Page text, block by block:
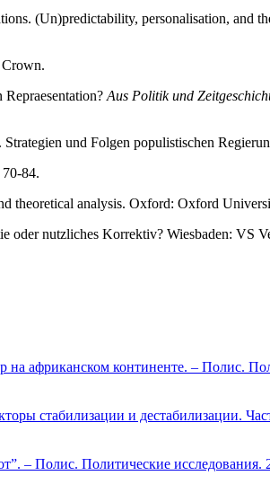
(Un)predictability, personalisation, and
Aus Politik und
und Folgen populistischen
84.
theoretical analysis. Oxford: Oxford
nutzliches Korrektiv? Wiesbaden: VS
на африканском континенте. – Полис.
стабилизации и дестабилизации.
– Полис. Политические